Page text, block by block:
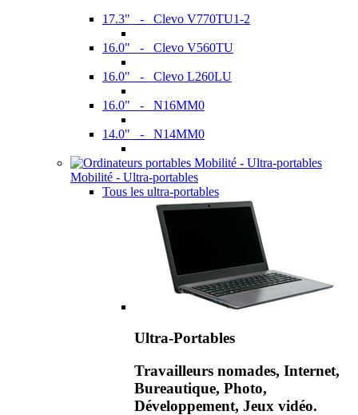
17.3" - Clevo V770TU1-2
16.0" - Clevo V560TU
16.0" - Clevo L260LU
16.0" - N16MM0
14.0" - N14MM0
Mobilité - Ultra-portables
Tous les ultra-portables
Ultra-Portables
Travailleurs nomades, Internet,
Bureautique, Photo,
Développement, Jeux vidéo.